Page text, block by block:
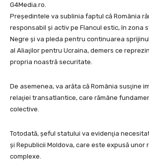
G4Media.ro.
Preşedintele va sublinia faptul că România
responsabil şi activ pe Flancul estic, în zona
Negre şi va pleda pentru continuarea
al Aliaţilor pentru Ucraina, demers ce
propria noastră securitate.
De asemenea, va arăta că România susţine
relaţiei transatlantice, care rămâne
colective.
Totodată, şeful statului va evidenţia
şi Republicii Moldova, care este expusă unor
complexe.